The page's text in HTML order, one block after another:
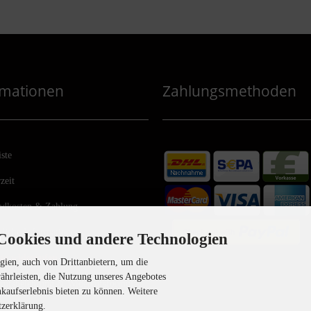
& Zahlung
Informationen
widerrufen
& Widerrufsformular
Zahlungsmethoden
und andere Technologien
auch von Drittanbietern, um die
die Nutzung unseres Angebotes
bieten zu können. Weitere